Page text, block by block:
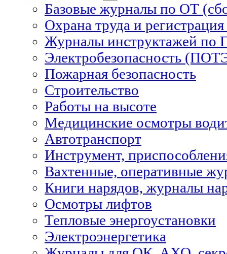
Базовые журналы по ОТ
Охрана труда и
Журналы инструктажей по
Электробезопасность
Пожарная безопасность
Строительство
Работы на высоте
Медицинские осмотры
Автотранспорт
Инструмент,
Вахтенные, оперативные
Книги нарядов, журналы
Осмотры лифтов
Тепловые энергоустановки
Электроэнергетика